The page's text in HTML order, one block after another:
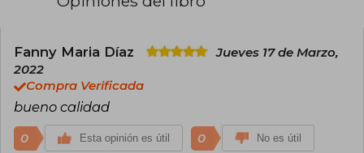
Fanny Maria Díaz
Jueves 17 de Marzo,
2022
Compra Verificada
bueno calidad
0 Esta opinión es útil 0 No es útil